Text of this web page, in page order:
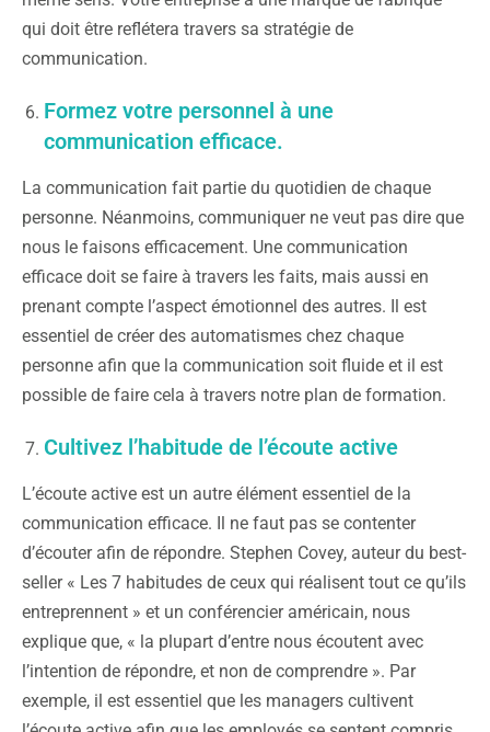
qui doit être reflétera travers sa stratégie de
communication.
Formez votre personnel à une
communication efficace.
La communication fait partie du quotidien de chaque
personne. Néanmoins, communiquer ne veut pas dire que
nous le faisons efficacement. Une communication
efficace doit se faire à travers les faits, mais aussi en
prenant compte l’aspect émotionnel des autres. Il est
essentiel de créer des automatismes chez chaque
personne afin que la communication soit fluide et il est
possible de faire cela à travers notre plan de formation.
Cultivez l’habitude de l’écoute active
L’écoute active est un autre élément essentiel de la
communication efficace. Il ne faut pas se contenter
d’écouter afin de répondre. Stephen Covey, auteur du best-
seller « Les 7 habitudes de ceux qui réalisent tout ce qu’ils
entreprennent » et un conférencier américain, nous
explique que, « la plupart d’entre nous écoutent avec
l’intention de répondre, et non de comprendre ». Par
exemple, il est essentiel que les managers cultivent